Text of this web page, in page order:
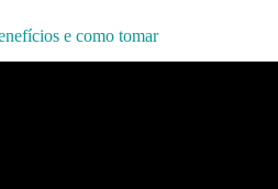
e como tomar